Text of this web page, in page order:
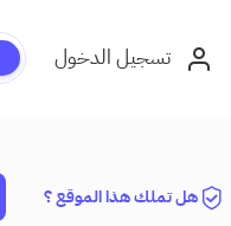
تسجيل الدخول
هل تملك هذا الموقع ؟